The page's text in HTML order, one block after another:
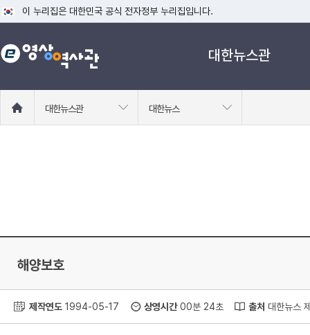
이 누리집은 대한민국 공식 전자정부 누리집입니다.
공식 누리집 주소 확인하기
go.kr 주소를 사용하는 누리집은 대한민국 정부기관이 관리하는 누리집입니
대한뉴스관
로
대한뉴스관 대한뉴스
해양보호
제작연도 1994-05-17 상영시간00분 24초 출처 대한뉴스